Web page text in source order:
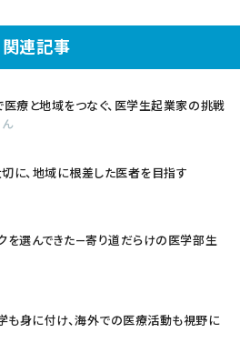
関連記事
医療と地域をつなぐ、医学生起業家の挑戦
に、地域に根差した医者を目指す
を選んできた―寄り道だらけの医学部生
も身に付け、海外での医療活動も視野に